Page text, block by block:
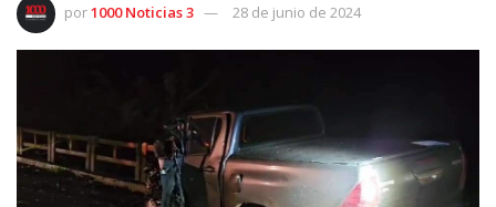
por1000 Noticias 3 28 de junio de 2024